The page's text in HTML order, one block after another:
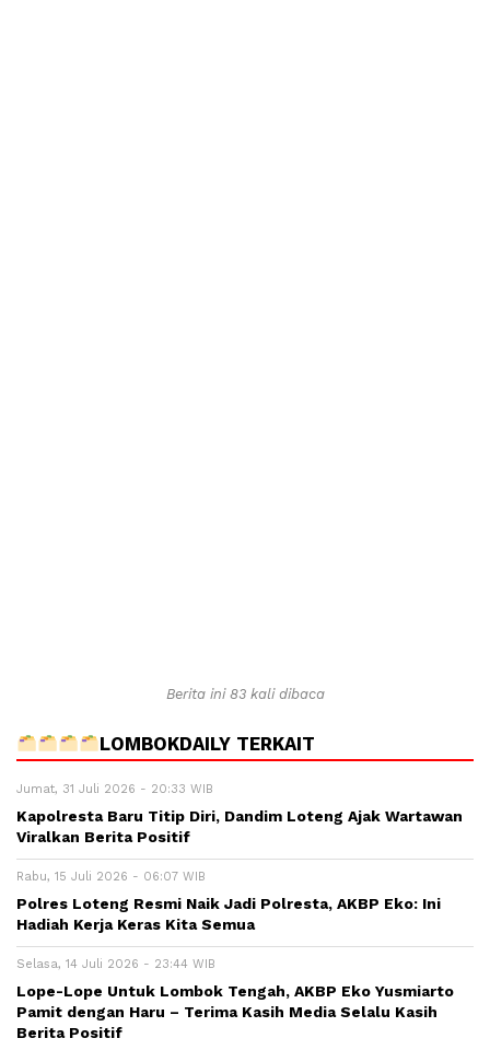
Berita ini 83 kali dibaca
LOMBOKDAILY TERKAIT
Jumat, 31 Juli 2026 - 20:33 WIB
Kapolresta Baru Titip Diri, Dandim Loteng Ajak Wartawan
Viralkan Berita Positif
Rabu, 15 Juli 2026 - 06:07 WIB
Polres Loteng Resmi Naik Jadi Polresta, AKBP Eko: Ini
Hadiah Kerja Keras Kita Semua
Selasa, 14 Juli 2026 - 23:44 WIB
Lope-Lope Untuk Lombok Tengah, AKBP Eko Yusmiarto
Pamit dengan Haru – Terima Kasih Media Selalu Kasih
Berita Positif